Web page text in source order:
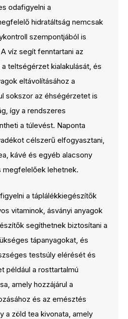
odafigyelni a
hidratáltság nemcsak
szempontjából is
víz segít fenntartani az
teltségérzet kialakulását, és
eltávolításához a
sokszor az éhségérzetet is
így a rendszeres
a túlevést. Naponta
célszerű elfogyasztani,
kávé és egyéb alacsony
megfelelőek lehetnek.
a táplálékkiegészítők
vitaminok, ásványi anyagok
segíthetnek biztosítani a
tápanyagokat, és
testsúly elérését és
például a rosttartalmú
amely hozzájárul a
és az emésztés
a zöld tea kivonata, amely